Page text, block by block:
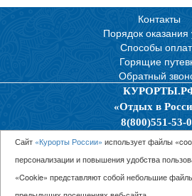
Контакты
Порядок оказания
Способы
Горящие
Обратный
«Отдых в
8(800)551-53-
Политика
© 2026 ООО “Единая Служба
Сайт «Курорты России» использует файлы
персонализации и повышения удобства
«Cookie» представляют собой небольшие